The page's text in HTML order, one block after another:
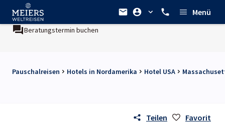
Menü
Beratungstermin buchen
Pauschalreisen Hotels in Nordamerika Hotel USA
Teilen Favorit